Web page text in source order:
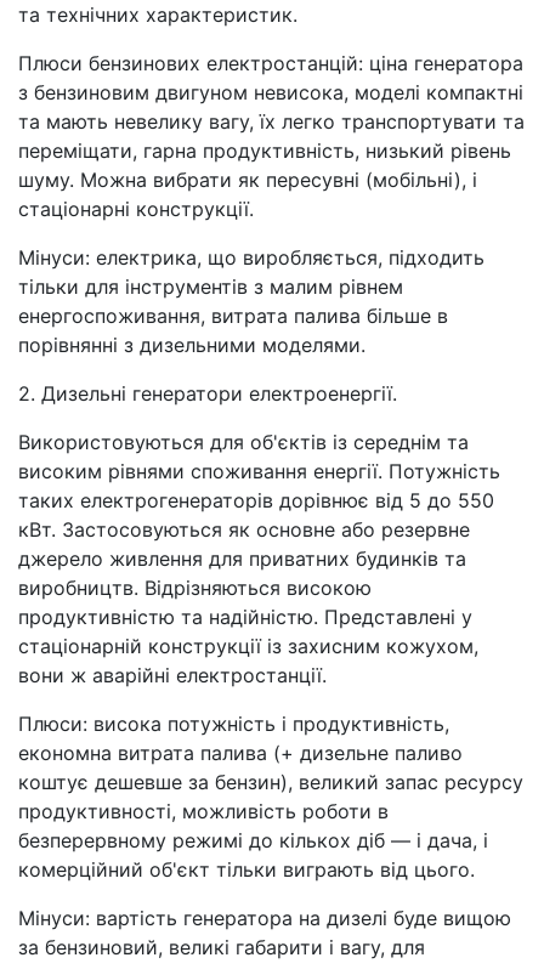
та технічних характеристик.
Плюси бензинових електростанцій: ціна генератора
з бензиновим двигуном невисока, моделі компактні
та мають невелику вагу, їх легко транспортувати та
переміщати, гарна продуктивність, низький рівень
шуму. Можна вибрати як пересувні (мобільні), і
стаціонарні конструкції.
Мінуси: електрика, що виробляється, підходить
тільки для інструментів з малим рівнем
енергоспоживання, витрата палива більше в
порівнянні з дизельними моделями.
2. Дизельні генератори електроенергії.
Використовуються для об'єктів із середнім та
високим рівнями споживання енергії. Потужність
таких електрогенераторів дорівнює від 5 до 550
кВт. Застосовуються як основне або резервне
джерело живлення для приватних будинків та
виробництв. Відрізняються високою
продуктивністю та надійністю. Представлені у
стаціонарній конструкції із захисним кожухом,
вони ж аварійні електростанції.
Плюси: висока потужність і продуктивність,
економна витрата палива (+ дизельне паливо
коштує дешевше за бензин), великий запас ресурсу
продуктивності, можливість роботи в
безперервному режимі до кількох діб — і дача, і
комерційний об'єкт тільки виграють від цього.
Мінуси: вартість генератора на дизелі буде вищою
за бензиновий, великі габарити і вагу, для